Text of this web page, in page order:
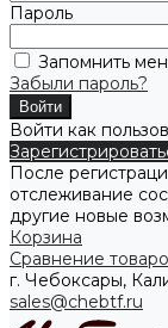
Пароль
Запомнить
Забыли пароль?
Войти как
После
отслеживание
другие новые
Корзина
Сравнение
г. Чебоксары,
sales@chebtf.ru